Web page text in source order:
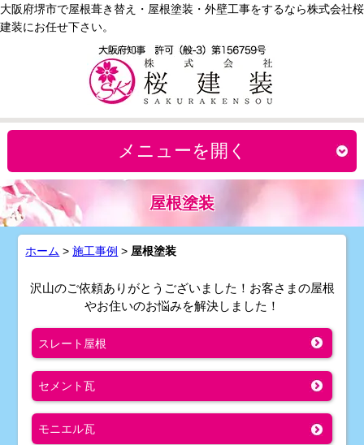
大阪府堺市で屋根葺き替え・屋根塗装・外壁工事をするなら株式会社桜
建装にお任せ下さい。
メニューを開く
屋根塗装
ホーム >施工事例 > 屋根塗装
沢山のご依頼ありがとうございました！お客さまの屋根
やお住いのお悩みを解決しました！
スレート屋根
セメント瓦
モニエル瓦